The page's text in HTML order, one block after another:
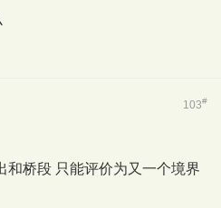
103#
和桥段 只能评价为又一个境界